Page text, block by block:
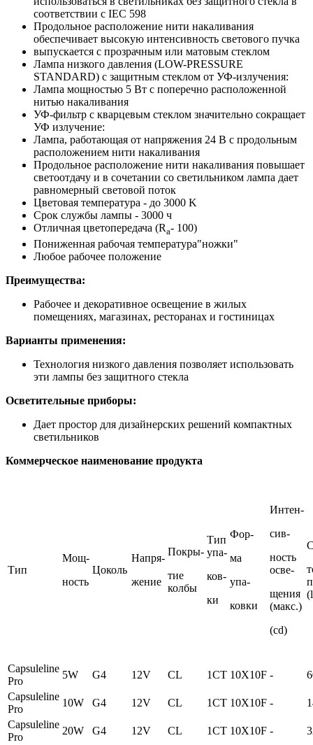
соответствии c IEC 598
Продольное расположение нити накаливания
обеспечивает высокую интенсивность светового пучка
выпускается с прозрачным или матовым стеклом
Лампа низкого давления (LOW-PRESSURE
STANDARD) с защитным стеклом от УФ-излучения:
Лампа мощностью 5 Вт с поперечно расположенной
нитью накаливания
УФ-фильтр с кварцевым стеклом значительно сокращает
УФ излучение:
Лампа, работающая от напряжения 24 В с продольным
расположением нити накаливания
Продольное расположение нити накаливания повышает
светоотдачу и в сочетании со светильником лампа дает
равномерный световой поток
Цветовая температура - до 3000 K
Срок службы лампы - 3000 ч
Отличная цветопередача (Ra- 100)
Пониженная рабочая температура"ножки"
Любое рабочее положение
Преимущества:
Рабочее и декоративное освещение в жилых
помещениях, магазинах, ресторанах и гостиницах
Варианты применения:
Технология низкого давления позволяет использовать
эти лампы без защитного стекла
Осветительные приборы:
Дает простор для дизайнерских решений компактных
светильников
Коммерческое наименование продукта
Тип
Мощ-
ность
Цоколь
Напря-
жение
Покры-
тие
колбы
Тип
упа-
ков-
ки
Фор-
ма
упа-
ковки
Интен-
сив-
ность
осве-
щения
(макс.)
(cd)
Capsuleline
Pro
5W G4 12V CL 1CT 10X10F -
Capsuleline
Pro
10W G4 12V CL 1CT 10X10F -
Capsuleline
Pro
20W G4 12V CL 1CT 10X10F -